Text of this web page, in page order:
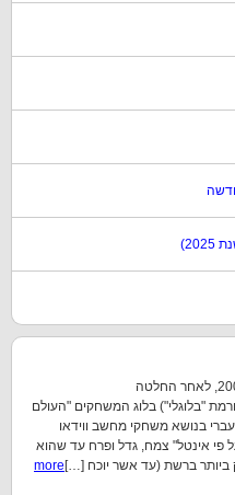
שלום, וברוכים הבאים ל'גיימפאד'! במרץ 2007, לאחר החלטה
"בלוגלי") בלוג המשחקים "העולם
בנושא משחקי מחשב ווידאו
פי אינטל" צמח, גדל ופרח עד שהוא
ביותר ברשת (עד אשר יוכח […] more